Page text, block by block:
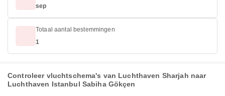
sep
Totaal aantal bestemmingen
1
Controleer vluchtschema's van Luchthaven Sharjah naar
Luchthaven Istanbul Sabiha Gökçen